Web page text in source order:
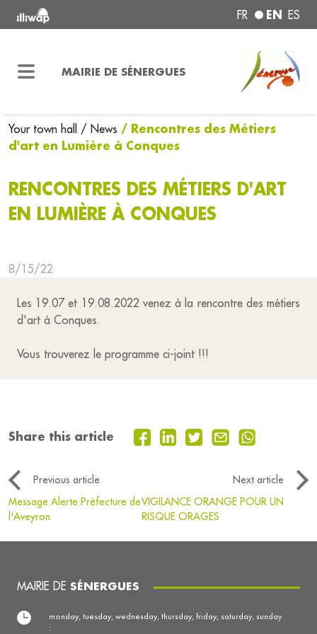
FR EN ES
MAIRIE DE SÉNERGUES
Your town hall / News / Rencontres des Métiers
d'art en Lumière à Conques
RENCONTRES DES MÉTIERS D'ART
EN LUMIÈRE À CONQUES
8/15/22
Les 19.07 et 19.08.2022 venez à la rencontre des métiers
d'art à Conques.
Vous trouverez le programme ci-joint !!!
Share this article
Previous article
Next article
Message Alerte Préfecture de
l'Aveyron
VIGILANCE ORANGE POUR UN
RISQUE ORAGES
MAIRIE DE SÉNERGUES
monday, tuesday, wednesday, thursday, friday, saturday, sunday
: